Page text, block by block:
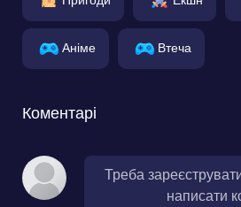
Аніме Втеча
Коментарі
Треба
написати